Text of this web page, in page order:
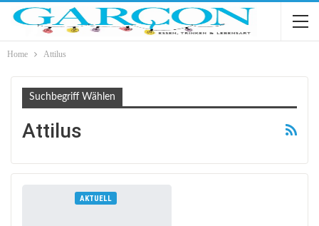
Home Attilus
Suchbegriff Wählen
Attilus
AKTUELL